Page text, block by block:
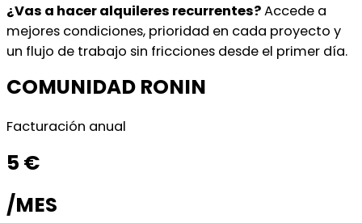
¿Vas a hacer alquileres recurrentes?Accede a
mejores condiciones, prioridad en cada proyecto y
un flujo de trabajo sin fricciones desde el primer día.
COMUNIDAD RONIN
Facturación anual
5 €
/MES